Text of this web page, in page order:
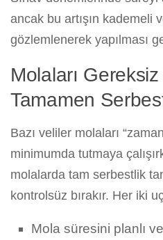
ancak bu artışın kademeli
gözlemlenerek yapılması
Molaları
Tamamen
Bazı veliler molaları
minimumda tutmaya
molalarda tam serbestlik
kontrolsüz bırakır. Her iki
Mola süresini planlı ve